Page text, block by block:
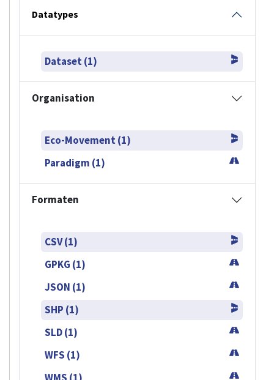
Datatypes
Dataset (1)
Organisation
Eco-Movement (1)
Paradigm (1)
Formaten
CSV (1)
GPKG (1)
JSON (1)
SHP (1)
SLD (1)
WFS (1)